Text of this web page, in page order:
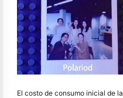
El costo de consumo inicial de